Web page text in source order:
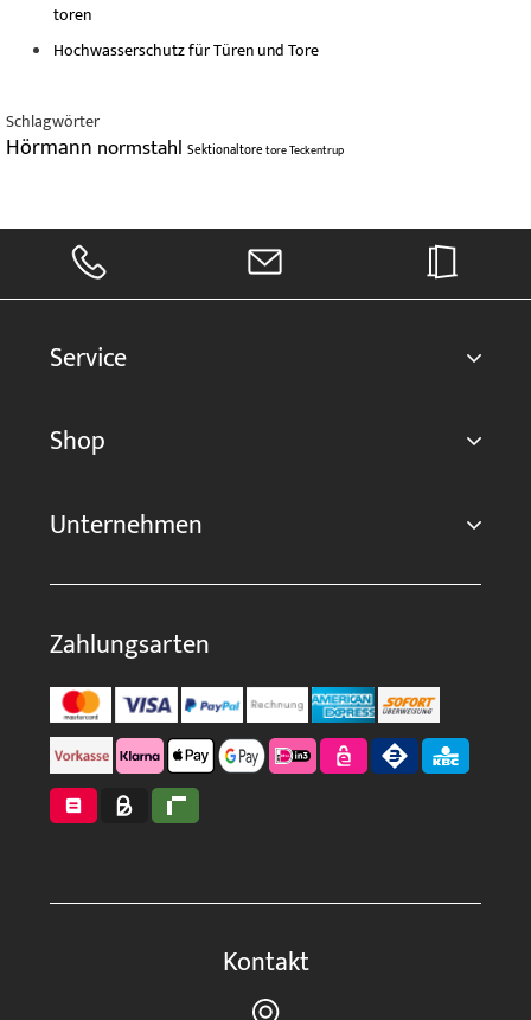
toren
Hochwasserschutz für Türen und Tore
Schlagwörter
Hörmann normstahl SektionaltoretoreTeckentrup
Service
Shop
Unternehmen
Zahlungsarten
Kontakt